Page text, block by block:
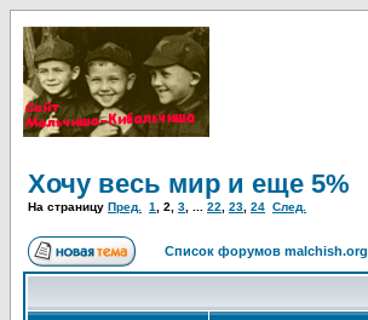
Хочу весь мир и еще 5%
На страницу Пред. 1 2 3 22 23 24 След.
Список форумов malchish.org